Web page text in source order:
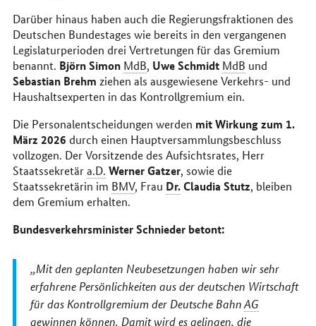
Darüber hinaus haben auch die Regierungsfraktionen des
Deutschen Bundestages wie bereits in den vergangenen
Legislaturperioden drei Vertretungen für das Gremium
benannt. Björn Simon MdB, Uwe Schmidt MdB und
Sebastian Brehm ziehen als ausgewiesene Verkehrs- und
Haushaltsexperten in das Kontrollgremium ein.
Die Personalentscheidungen werden mit Wirkung zum 1.
März 2026 durch einen Hauptversammlungsbeschluss
vollzogen. Der Vorsitzende des Aufsichtsrates, Herr
Staatssekretära.D. Werner Gatzer, sowie die
Staatssekretärin im BMV, Frau Dr.Claudia Stutz, bleiben
dem Gremium erhalten.
Bundesverkehrsminister Schnieder betont:
Mit den geplanten Neubesetzungen haben wir sehr
erfahrene Persönlichkeiten aus der deutschen Wirtschaft
für das Kontrollgremium der Deutsche BahnAG
gewinnen können. Damit wird es gelingen, die